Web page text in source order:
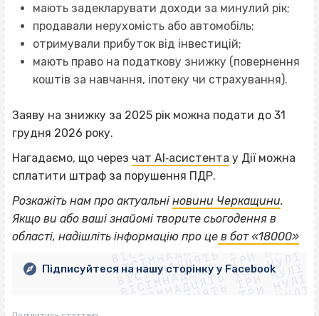
мають задекларувати доходи за минулий рік;
продавали нерухомість або автомобіль;
отримували прибуток від інвестицій;
мають право на податкову знижку (повернення
коштів за навчання, іпотеку чи страхування).
Заяву на знижку за 2025 рік можна подати до 31
грудня 2026 року.
Нагадаємо, що через чат AI‐асистента у Дії можна
сплатити штраф за порушення ПДР.
Розкажіть нам про актуальні новини Черкащини.
Якщо ви або ваші знайомі творите сьогодення в
області, надішліть інформацію про це в бот «18000»
ВІСІМНАДЦЯТЬ ТРИ НУЛІ
ВІСІМНАДЦЯТЬ ТРИ НУЛІ
ВІСІМНАДЦЯТЬ ТРИ НУЛІ
ВІСІМНАДЦЯТЬ ТРИ НУЛІ
ВІСІМНАДЦЯТЬ ТРИ НУЛІ
ВІСІМНАДЦЯТЬ ТРИ НУЛІ
ВІСІМНАДЦЯТЬ ТРИ НУЛІ
Підписуйтеся на нашу сторінку у Facebook